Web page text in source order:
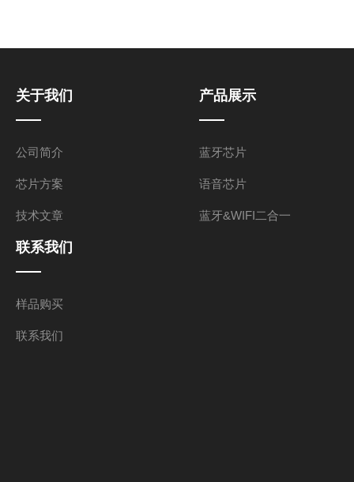
关于我们
公司简介
芯片方案
技术文章
产品展示
蓝牙芯片
语音芯片
蓝牙&WIFI二合一
联系我们
样品购买
联系我们